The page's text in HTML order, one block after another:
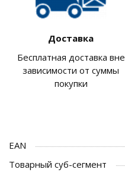
Доставка
Бесплатная доставка вне
зависимости от суммы
покупки
EAN
Товарный суб-сегмент